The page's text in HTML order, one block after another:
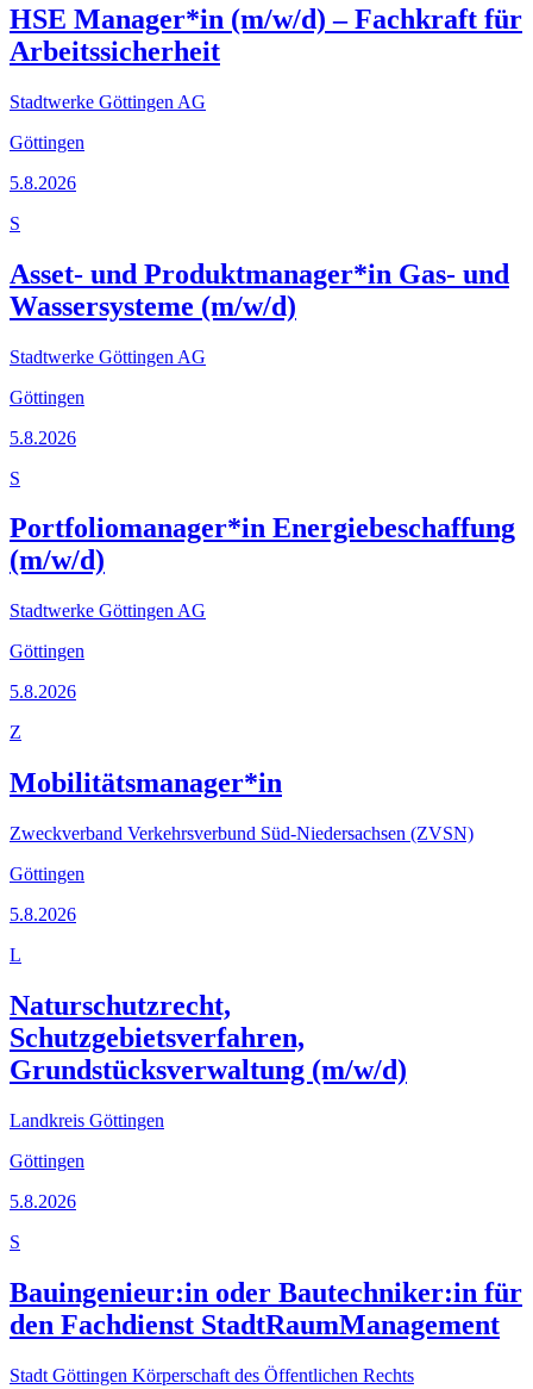
HSE Manager*in (m/w/d) – Fachkraft für
Arbeitssicherheit
Stadtwerke Göttingen AG
Göttingen
5.8.2026
S
Asset- und Produktmanager*in Gas- und
Wassersysteme (m/w/d)
Stadtwerke Göttingen AG
Göttingen
5.8.2026
S
Portfoliomanager*in Energiebeschaffung
(m/w/d)
Stadtwerke Göttingen AG
Göttingen
5.8.2026
Z
Mobilitätsmanager*in
Zweckverband Verkehrsverbund Süd-Niedersachsen (ZVSN)
Göttingen
5.8.2026
L
Naturschutzrecht,
Schutzgebietsverfahren,
Grundstücksverwaltung (m/w/d)
Landkreis Göttingen
Göttingen
5.8.2026
S
Bauingenieur:in oder Bautechniker:in für
den Fachdienst StadtRaumManagement
Stadt Göttingen Körperschaft des Öffentlichen Rechts